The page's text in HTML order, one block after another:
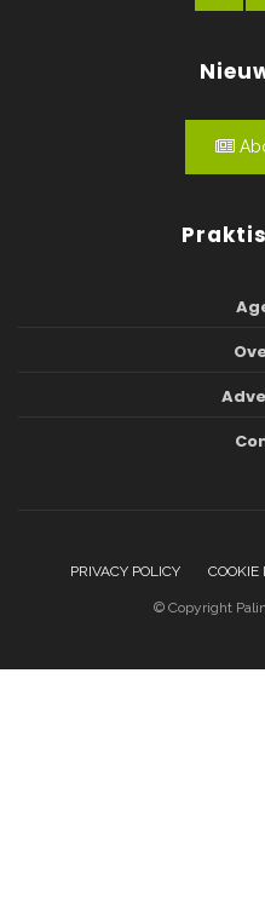
PRIVACY POLICY COOKIE
© Copyright